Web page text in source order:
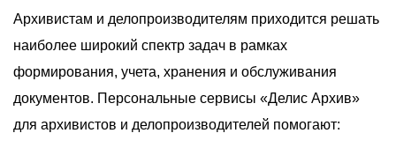
О компании
Архивистам и делопроизводителям приходится решать
наиболее широкий спектр задач в рамках
формирования, учета, хранения и обслуживания
документов. Персональные сервисы «Делис Архив»
для архивистов и делопроизводителей помогают: